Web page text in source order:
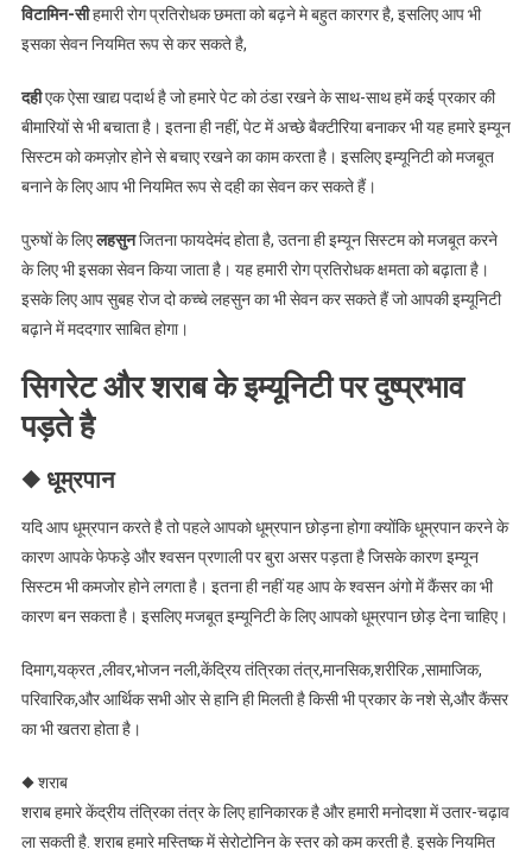
विटामिन-सीहमारी रोग प्रतिरोधक छमता को बढ़ने मे बहुत कारगर है, इसलिए आप भी
इसका सेवन नियमित रूप से कर सकते है,
दहीएक ऐसा खाद्य पदार्थ है जो हमारे पेट को ठंडा रखने के साथ-साथ हमें कई प्रकार की
बीमारियों से भी बचाता है। इतना ही नहीं, पेट में अच्छे बैक्टीरिया बनाकर भी यह हमारे इम्यून
सिस्टम को कमज़ोर होने से बचाए रखने का काम करता है। इसलिए इम्यूनिटी को मजबूत
बनाने के लिए आप भी नियमित रूप से दही का सेवन कर सकते हैं।
पुरुषों के लिएलहसुनजितना फायदेमंद होता है, उतना ही इम्यून सिस्टम को मजबूत करने
के लिए भी इसका सेवन किया जाता है। यह हमारी रोग प्रतिरोधक क्षमता को बढ़ाता है।
इसके लिए आप सुबह रोज दो कच्चे लहसुन का भी सेवन कर सकते हैं जो आपकी इम्यूनिटी
बढ़ाने में मददगार साबित होगा।
सिगरेट और शराब के इम्यूनिटी पर दुष्प्रभाव
पड़ते है
◆ धूम्रपान
यदि आप धूम्रपान करते है तो पहले आपको धूम्रपान छोड़ना होगा क्योंकि धूम्रपान करने के
कारण आपके फेफड़े और श्वसन प्रणाली पर बुरा असर पड़ता है जिसके कारण इम्यून
सिस्टम भी कमजोर होने लगता है। इतना ही नहीं यह आप के श्वसन अंगो में कैंसर का भी
कारण बन सकता है। इसलिए मजबूत इम्यूनिटी के लिए आपको धूम्रपान छोड़ देना चाहिए।
दिमाग,यक्रत ,लीवर,भोजन नली,केंद्रिय तंत्रिका तंत्र,मानसिक,शरीरिक ,सामाजिक,
परिवारिक,और आर्थिक सभी ओर से हानि ही मिलती है किसी भी प्रकार के नशे से,और कैंसर
का भी खतरा होता है।
◆ शराब
शराब हमारे केंद्रीय तंत्रिका तंत्र के लिए हानिकारक है और हमारी मनोदशा में उतार-चढ़ाव
ला सकती है. शराब हमारे मस्तिष्क में सेरोटोनिन के स्तर को कम करती है. इसके नियमित